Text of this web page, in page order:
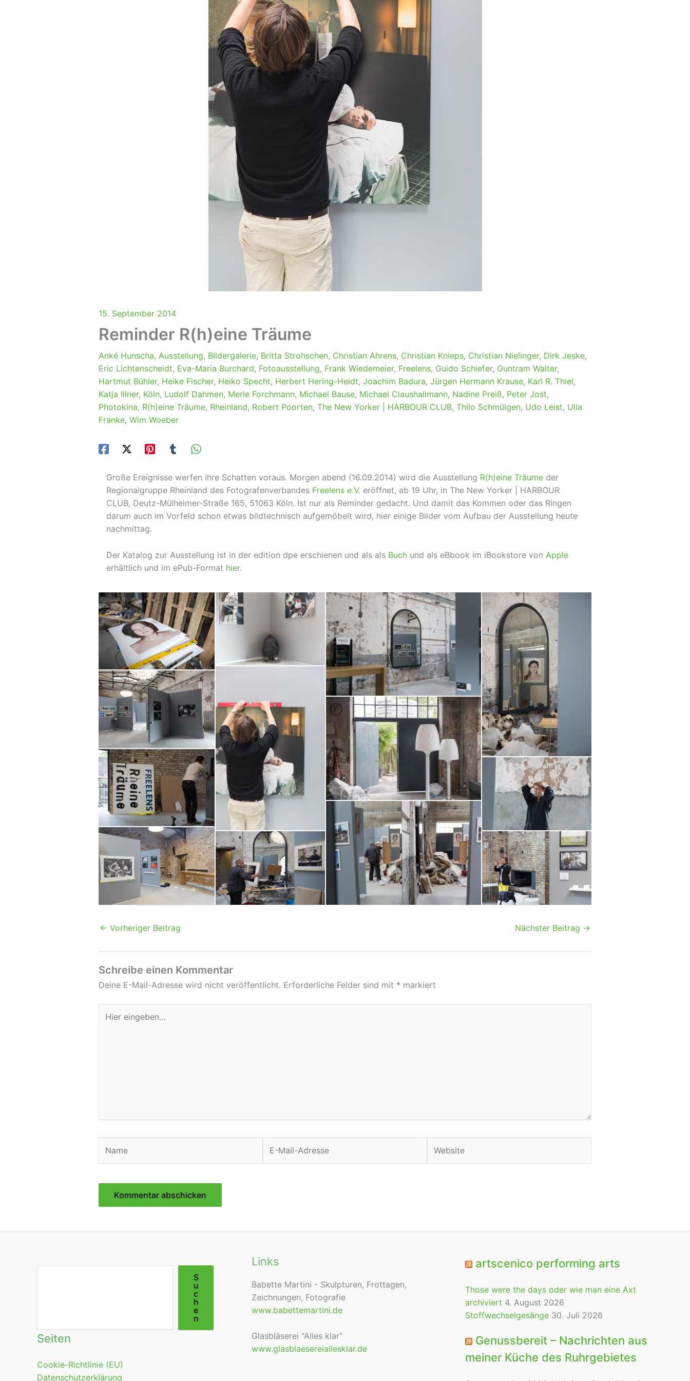
15. September 2014
Reminder R(h)eine Träume
Anké Hunscha, Ausstellung, Bildergalerie, Britta Strohschen, Christian Ahrens, Christian Knieps, Christian Nielinger, Dirk Jeske,
Eric Lichtenscheidt, Eva-Maria Burchard, Fotoausstellung, Frank Wiedemeier, Freelens, Guido Schiefer, Guntram Walter,
Hartmut Bühler, Heike Fischer, Heiko Specht, Herbert Hering-Heidt, Joachim Badura, Jürgen Hermann Krause, Karl R. Thiel,
Katja Illner, Köln, Ludolf Dahmen, Merle Forchmann, Michael Bause, Michael Claushallmann, Nadine Preiß, Peter Jost,
Photokina, R(h)eine Träume, Rheinland, Robert Poorten, The New Yorker | HARBOUR CLUB, Thilo Schmülgen, Udo Leist, Ulla
Franke, Wim Woeber
Große Ereignisse werfen ihre Schatten voraus. Morgen abend (16.09.2014) wird die Ausstellung R(h)eine Träume der
Regionalgruppe Rheinland des Fotografenverbandes Freelens e.V. eröffnet, ab 19 Uhr, in The New Yorker | HARBOUR
CLUB, Deutz-Mülheimer-Straße 165, 51063 Köln. Ist nur als Reminder gedacht. Und damit das Kommen oder das Ringen
darum auch im Vorfeld schon etwas bildtechnisch aufgemöbelt wird, hier einige Bilder vom Aufbau der Ausstellung heute
nachmittag.
Der Katalog zur Ausstellung ist in der edition dpe erschienen und als als Buch und als eBbook im iBookstore von Apple
erhältlich und im ePub-Format hier.
← Vorheriger Beitrag Nächster Beitrag →
Schreibe einen Kommentar
Deine E-Mail-Adresse wird nicht veröffentlicht. Erforderliche Felder sind mit * markiert
eingeben…
Mail-
S
u
c
h
e
n
Seiten
Cookie-Richtlinie (EU)
Datenschutzerklärung
Links
Babette Martini - Skulpturen, Frottagen,
Zeichnungen, Fotografie
www.babettemartini.de
Glasbläserei "Alles klar"
www.glasblaesereiallesklar.de
artscenico performing arts
Those were the days oder wie man eine Axt
archiviert 4. August 2026
Stoffwechselgesänge 30. Juli 2026
Genussbereit – Nachrichten aus
meiner Küche des Ruhrgebietes